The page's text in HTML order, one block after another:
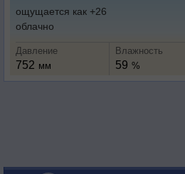
ощущается как +26
облачно
Давление
752 мм
Влажность
59 %